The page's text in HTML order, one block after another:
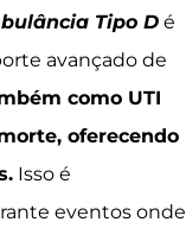
Tipo D é
avançado de
como UTI
oferecendo
Isso é
eventos onde